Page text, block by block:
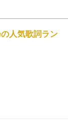
人気歌詞ラン